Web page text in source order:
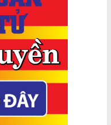
Security, General
President of the
of Vietnam, to
Thuận Kết Quả
Trình Thực Hiện
BCH 2026–30